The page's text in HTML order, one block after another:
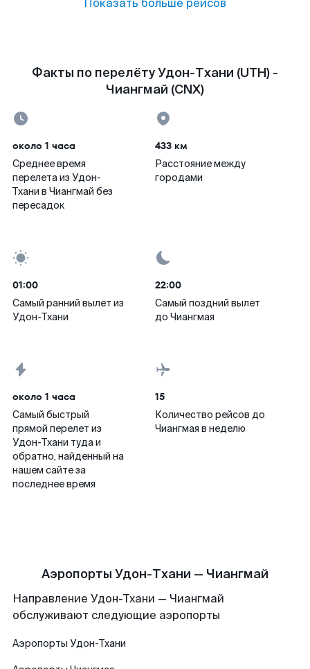
Показать больше рейсов
Факты по перелёту Удон-Тхани (UTH) -
Чиангмай (CNX)
около 1 часа
Среднее время
перелета из Удон-
Тхани в Чиангмай без
пересадок
433 км
Расстояние между
городами
01:00
Самый ранний вылет из
Удон-Тхани
22:00
Самый поздний вылет
до Чиангмая
около 1 часа
Самый быстрый
прямой перелет из
Удон-Тхани туда и
обратно, найденный на
нашем сайте за
последнее время
15
Количество рейсов до
Чиангмая в неделю
Аэропорты Удон-Тхани — Чиангмай
Направление Удон-Тхани — Чиангмай
обслуживают следующие аэропорты
Аэропорты Удон-Тхани